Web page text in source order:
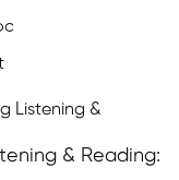
Listening &
& Reading: